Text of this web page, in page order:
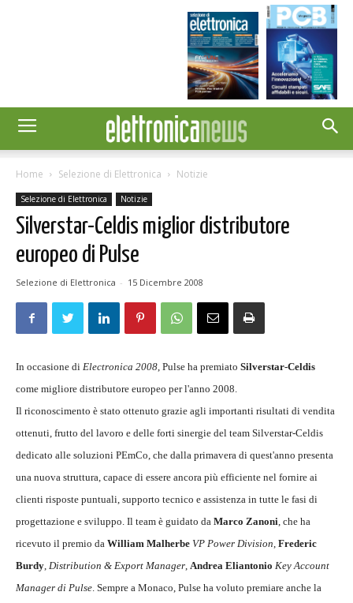
Home Selezione di Elettronica Notizie
Selezione di Elettronica Notizie
Silverstar-Celdis miglior distributore
europeo di Pulse
Selezione di Elettronica - 15 Dicembre 2008
In occasione di Electronica 2008, Pulse ha premiato Silverstar-Celdis
come migliore distributore europeo per l'anno 2008.
Il riconoscimento è stato ottenuto grazie agli importanti risultati di vendita
ottenuti, frutto del lavoro e delle forti sinergie del team Silverstar-Celdis
dedicato alle soluzioni PEmCo, che dalla primavera di quest'anno presenta
una nuova struttura, capace di essere ancora più efficiente nel fornire ai
clienti risposte puntuali, supporto tecnico e assistenza in tutte le fasi di
progettazione e sviluppo. Il team è guidato da Marco Zanoni, che ha
ricevuto il premio da William Malherbe VP Power Division, Frederic
Burdy, Distribution & Export Manager, Andrea Eliantonio Key Account
Manager di Pulse. Sempre a Monaco, Pulse ha voluto premiare anche la